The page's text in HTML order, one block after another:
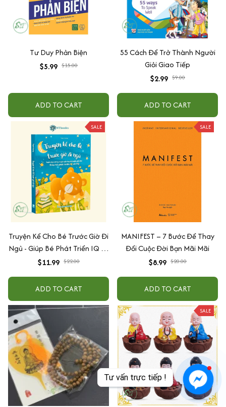
Tư Duy Phản Biện
$5.99 $15.00
ADD TO CART
55 Cách Để Trở Thành Người
Giỏi Giao Tiếp
$2.99 $9.00
ADD TO CART
SALE
Truyện Kể Cho Bé Trước Giờ Đi
Ngủ - Giúp Bé Phát Triển IQ Và
EQ
$11.99 $22.00
ADD TO CART
SALE
MANIFEST – 7 Bước Để Thay
Đổi Cuộc Đời Bạn Mãi Mãi
$8.99 $20.00
ADD TO CART
SALE